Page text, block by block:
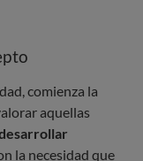
comienza la
aquellas
la necesidad que